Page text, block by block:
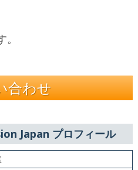
合わせ
Japan プロフィール